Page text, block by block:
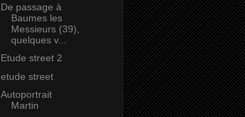
De passage à
Baumes les
Messieurs (39),
quelques v...
Etude street 2
etude street
Autoportrait
Martin